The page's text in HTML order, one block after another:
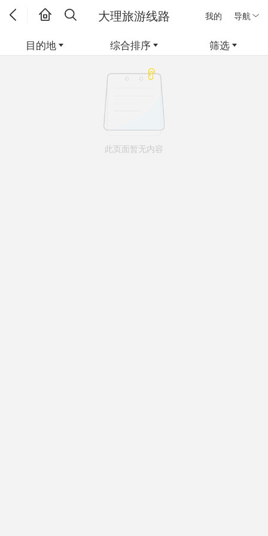
我的 导航
大理旅游线路
目的地 综合排序 筛选
此页面暂无内容